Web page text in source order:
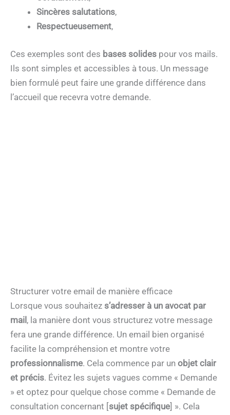
Sincères salutations,
Respectueusement,
Ces exemples sont des bases solides pour vos mails.
Ils sont simples et accessibles à tous. Un message
bien formulé peut faire une grande différence dans
l’accueil que recevra votre demande.
Structurer votre email de manière efficace
Lorsque vous souhaitez s’adresser à un avocat par
mail , la manière dont vous structurez votre message
fera une grande différence. Un email bien organisé
facilite la compréhension et montre votre
professionnalisme. Cela commence par un objet clair
et précis. Évitez les sujets vagues comme « Demande
» et optez pour quelque chose comme « Demande de
consultation concernant [sujet spécifique] ». Cela